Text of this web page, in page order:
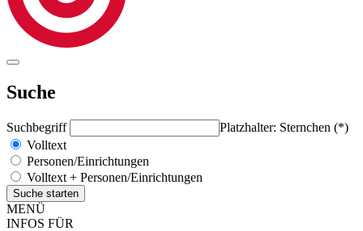
Suche
Suchbegriff
Platzhalter: Sternchen (*)
Volltext
Personen/Einrichtungen
Volltext + Personen/Einrichtungen
MENÜ
INFOS FÜR